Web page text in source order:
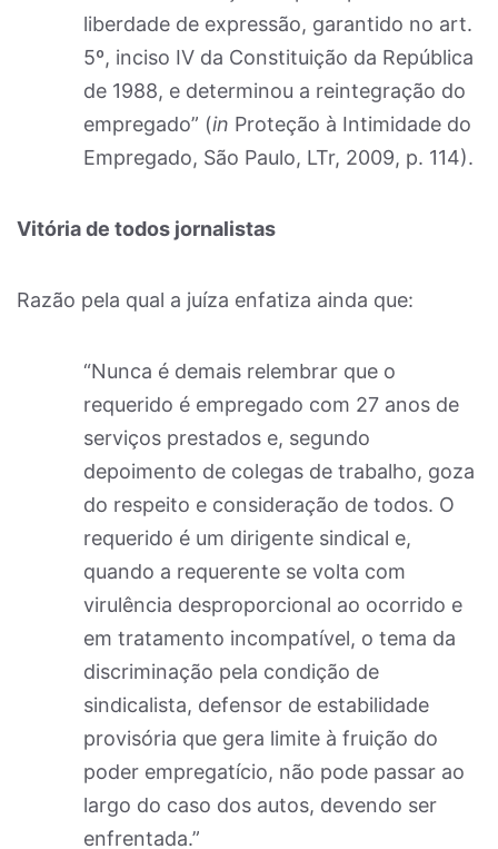
liberdade de expressão, garantido no art.
5º, inciso IV da Constituição da República
de 1988, e determinou a reintegração do
empregado” (in Proteção à Intimidade do
Empregado, São Paulo, LTr, 2009, p. 114).
Vitória de todos jornalistas
Razão pela qual a juíza enfatiza ainda que:
“Nunca é demais relembrar que o
requerido é empregado com 27 anos de
serviços prestados e, segundo
depoimento de colegas de trabalho, goza
do respeito e consideração de todos. O
requerido é um dirigente sindical e,
quando a requerente se volta com
virulência desproporcional ao ocorrido e
em tratamento incompatível, o tema da
discriminação pela condição de
sindicalista, defensor de estabilidade
provisória que gera limite à fruição do
poder empregatício, não pode passar ao
largo do caso dos autos, devendo ser
enfrentada.”